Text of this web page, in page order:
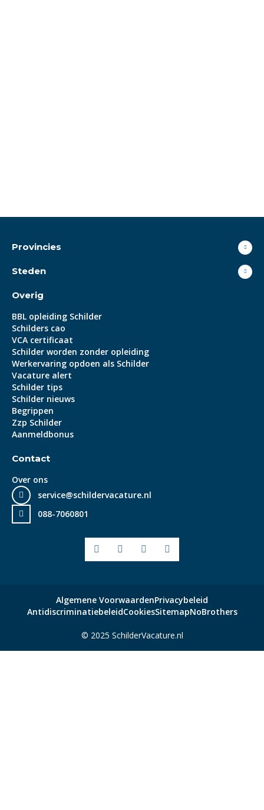
Provincies
Steden
Overig
BBL opleiding Schilder
Schilders cao
VCA certificaat
Schilder worden zonder opleiding
Werkervaring opdoen als Schilder
Vacature alert
Schilder tips
Schilder nieuws
Begrippen
Zzp Schilder
Aanmeldbonus
Contact
Over ons
service@schildervacature.nl
088-7060801
FacebookYoutubeLinkedIn
Algemene VoorwaardenPrivacybeleid
AntidiscriminatiebeleidCookiesSitemapNoBrothers
© 2025 SchilderVacature.nl